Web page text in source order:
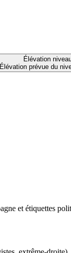
Élévation
Élévation prévue du
et étiquettes